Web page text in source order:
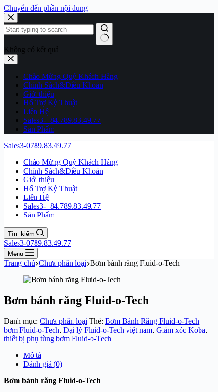
Chuyển đến phần nội dung
Không có kết quả
Chào Mừng Quý Khách Hàng
Chính Sách&Điều Khoản
Giới thiệu
Hổ Trợ Kỷ Thuật
Liên Hệ
Sales3-+84.789.83.49.77
Sản Phẩm
Sales3-0789.83.49.77
Chào Mừng Quý Khách Hàng
Chính Sách&Điều Khoản
Giới thiệu
Hổ Trợ Kỷ Thuật
Liên Hệ
Sales3-+84.789.83.49.77
Sản Phẩm
Tìm kiếm
Sales3-0789.83.49.77
Menu
Trang chủ Chưa phân loại Bơm bánh răng Fluid-o-Tech
Bơm bánh răng Fluid-o-Tech
Danh mục: Chưa phân loại Thẻ: Bơm Bánh Răng Fluid‑o‑Tech,
bơm Fluid‑o‑Tech, Đại lý Fluid-o-Tech việt nam, Giảm xóc Koba,
thiết bị phụ tùng bơm Fluid‑o‑Tech
Mô tả
Đánh giá (0)
Bơm bánh răng Fluid-o-Tech